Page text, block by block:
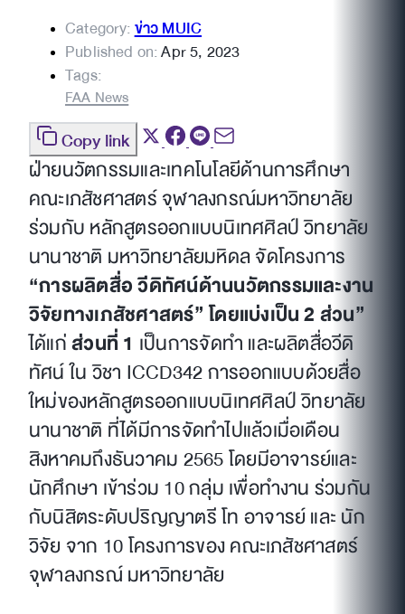
Category:ข่าว MUIC
Published on:Apr 5, 2023
Tags:
FAA News
Copy link
ฝ่ายนวัตกรรมและเทคโนโลยีด้านการศึกษา
คณะเภสัชศาสตร์ จุฬาลงกรณ์มหาวิทยาลัย
ร่วมกับ หลักสูตรออกแบบนิเทศศิลป์ วิทยาลัย
นานาชาติ มหาวิทยาลัยมหิดล จัดโครงการ
“การผลิตสื่อ วีดิทัศน์ด้านนวัตกรรมและงาน
วิจัยทางเภสัชศาสตร์” โดยแบ่งเป็น 2 ส่วน”
ได้แก่ส่วนที่ 1 เป็นการจัดทำ และผลิตสื่อวีดิ
ทัศน์ ใน วิชา ICCD342 การออกแบบด้วยสื่อ
ใหม่ของหลักสูตรออกแบบนิเทศศิลป์ วิทยาลัย
นานาชาติ ที่ได้มีการจัดทำไปแล้วเมื่อเดือน
สิงหาคมถึงธันวาคม 2565 โดยมีอาจารย์และ
นักศึกษา เข้าร่วม 10 กลุ่ม เพื่อทำงาน ร่วมกัน
กับนิสิตระดับปริญญาตรี โท อาจารย์ และ นัก
วิจัย จาก 10 โครงการของ คณะเภสัชศาสตร์
จุฬาลงกรณ์ มหาวิทยาลัย